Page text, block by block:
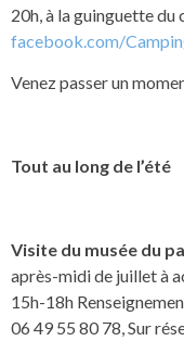
20h, à la guinguette du
facebook.com/
Venez passer un
Tout au long de l’été
Visite du musée du
après-midi de juillet à
15h-18h
06 49 55 80 78, Sur